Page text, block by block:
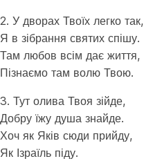
2. У дворах Твоїх легко так,
Я в зібрання святих спішу.
Там любов всім дає життя,
Пізнаємо там волю Твою.
3. Тут олива Твоя зійде,
Добру їжу душа знайде.
Хоч як Яків сюди прийду,
Як Ізраїль піду.